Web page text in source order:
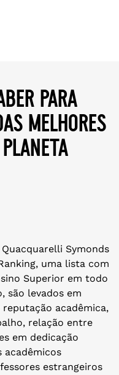
para
melhores
Symonds
uma lista com
Superior em todo
são levados em
acadêmica,
relação entre
em dedicação
acadêmicos
estrangeiros